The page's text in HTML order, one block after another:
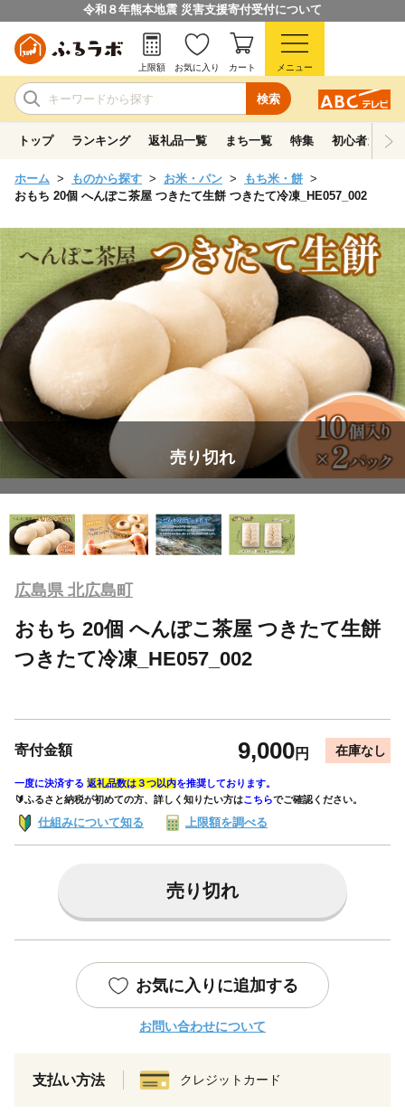
令和８年熊本地震 災害支援寄付受付について
検索
上限額 お気に入り カート メニュー
トップ ランキング 返礼品一覧 まち一覧 特集 初心者ガイド
ホーム ものから探す お米・パン
もち米・餅
おもち 20個 へんぽこ茶屋 つきたて生餅 つきたて冷凍_HE057_002
売り切れ
広島県 北広島町
おもち 20個 へんぽこ茶屋 つきたて生餅
つきたて冷凍_HE057_002
寄付金額 9,000円 在庫なし
一度に決済する 返礼品数は３つ以内を推奨しております。
🔰ふるさと納税が初めての方、詳しく知りたい方はこちらでご確認ください。
仕組みについて知る 上限額を調べる
売り切れ
お気に入りに追加する
お問い合わせについて
支払い方法 クレジットカード